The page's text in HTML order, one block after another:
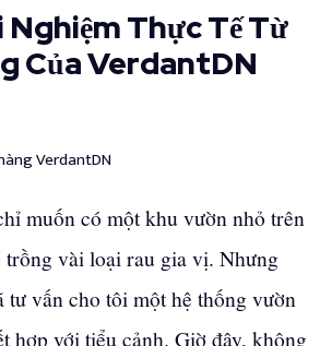
Thực Tế Từ
Của VerdantDN
muốn có một khu vườn nhỏ trên
trồng vài loại rau gia vị. Nhưng
tư vấn cho tôi một hệ thống vườn
hợp với tiểu cảnh. Giờ đây, không